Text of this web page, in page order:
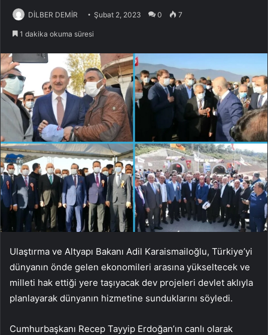
DİLBER DEMİR Şubat 2, 2023 0 7
1 dakika okuma süresi
Ulaştırma ve Altyapı Bakanı Adil Karaismailoğlu, Türkiye’yi
dünyanın önde gelen ekonomileri arasına yükseltecek ve
milleti hak ettiği yere taşıyacak dev projeleri devlet aklıyla
planlayarak dünyanın hizmetine sunduklarını söyledi.
Cumhurbaşkanı Recep Tayyip Erdoğan’ın canlı olarak